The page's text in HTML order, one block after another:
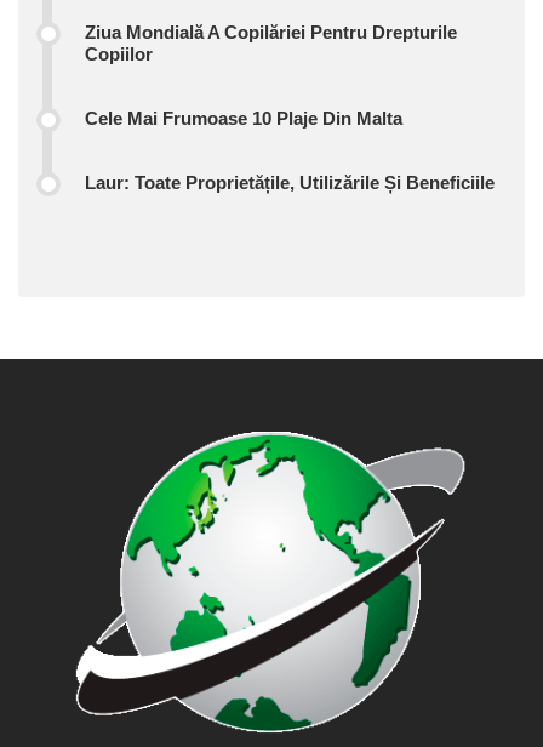
Ziua Mondială A Copilăriei Pentru Drepturile
Copiilor
Cele Mai Frumoase 10 Plaje Din Malta
Laur: Toate Proprietățile, Utilizările Și Beneficiile